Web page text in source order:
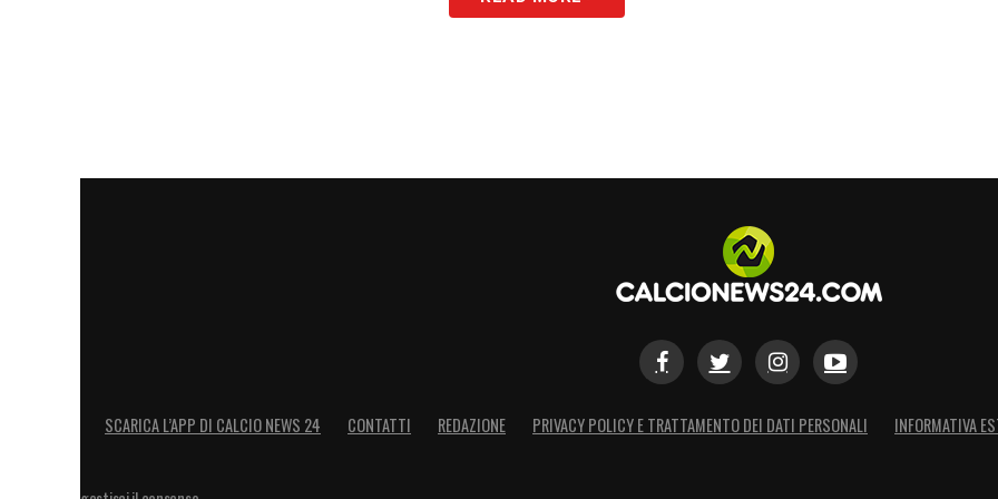
resta dunque al centro dell’attenzione in queste prime fasi di
SCARICA L’APP DI CALCIO NEWS 24 CONTATTI REDAZIONE PRIVACY POLICY E TRATTAMENTO DEI DATI PERSONALI INFORMATIVA